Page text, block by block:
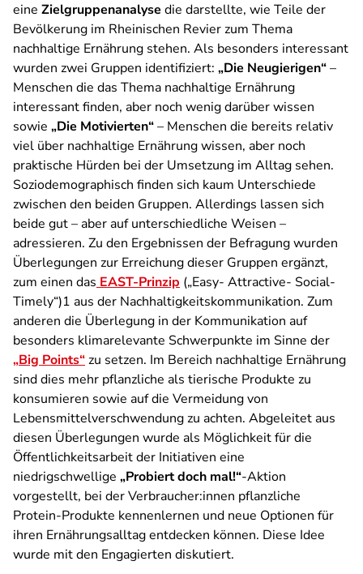
eine Zielgruppenanalyse die darstellte, wie Teile der
Bevölkerung im Rheinischen Revier zum Thema
nachhaltige Ernährung stehen. Als besonders interessant
wurden zwei Gruppen identifiziert: „Die Neugierigen“–
Menschen die das Thema nachhaltige Ernährung
interessant finden, aber noch wenig darüber wissen
sowie „Die Motivierten“– Menschen die bereits relativ
viel über nachhaltige Ernährung wissen, aber noch
praktische Hürden bei der Umsetzung im Alltag sehen.
Soziodemographisch finden sich kaum Unterschiede
zwischen den beiden Gruppen. Allerdings lassen sich
beide gut – aber auf unterschiedliche Weisen –
adressieren. Zu den Ergebnissen der Befragung wurden
Überlegungen zur Erreichung dieser Gruppen ergänzt,
zum einen das EAST-Prinzip („Easy- Attractive- Social-
Timely“)1 aus der Nachhaltigkeitskommunikation. Zum
anderen die Überlegung in der Kommunikation auf
besonders klimarelevante Schwerpunkte im Sinne der
„Big Points“zu setzen. Im Bereich nachhaltige Ernährung
sind dies mehr pflanzliche als tierische Produkte zu
konsumieren sowie auf die Vermeidung von
Lebensmittelverschwendung zu achten. Abgeleitet aus
diesen Überlegungen wurde als Möglichkeit für die
Öffentlichkeitsarbeit der Initiativen eine
niedrigschwellige „Probiert doch mal!“-Aktion
vorgestellt, bei der Verbraucher:innen pflanzliche
Protein-Produkte kennenlernen und neue Optionen für
ihren Ernährungsalltag entdecken können. Diese Idee
wurde mit den Engagierten diskutiert.